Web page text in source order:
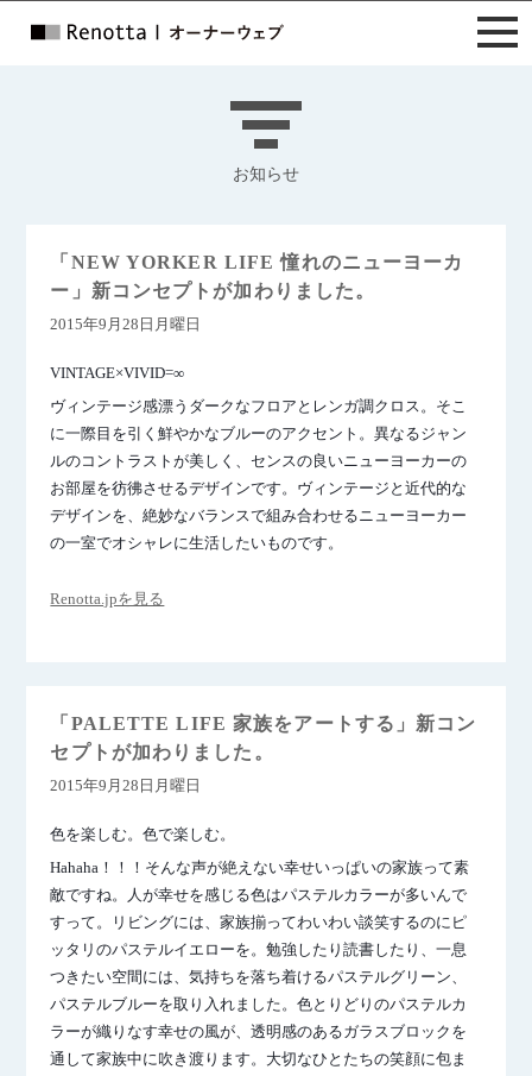
お知らせ
「NEW YORKER LIFE 憧れのニューヨーカ
ー」新コンセプトが加わりました。
2015年9月28日月曜日
VINTAGE×VIVID=∞
ヴィンテージ感漂うダークなフロアとレンガ調クロス。そこ
に一際目を引く鮮やかなブルーのアクセント。異なるジャン
ルのコントラストが美しく、センスの良いニューヨーカーの
お部屋を彷彿させるデザインです。ヴィンテージと近代的な
デザインを、絶妙なバランスで組み合わせるニューヨーカー
の一室でオシャレに生活したいものです。
Renotta.jpを見る
「PALETTE LIFE 家族をアートする」新コン
セプトが加わりました。
2015年9月28日月曜日
色を楽しむ。色で楽しむ。
Hahaha！！！そんな声が絶えない幸せいっぱいの家族って素
敵ですね。人が幸せを感じる色はパステルカラーが多いんで
すって。リビングには、家族揃ってわいわい談笑するのにピ
ッタリのパステルイエローを。勉強したり読書したり、一息
つきたい空間には、気持ちを落ち着けるパステルグリーン、
パステルブルーを取り入れました。色とりどりのパステルカ
ラーが織りなす幸せの風が、透明感のあるガラスブロックを
通して家族中に吹き渡ります。大切なひとたちの笑顔に包ま